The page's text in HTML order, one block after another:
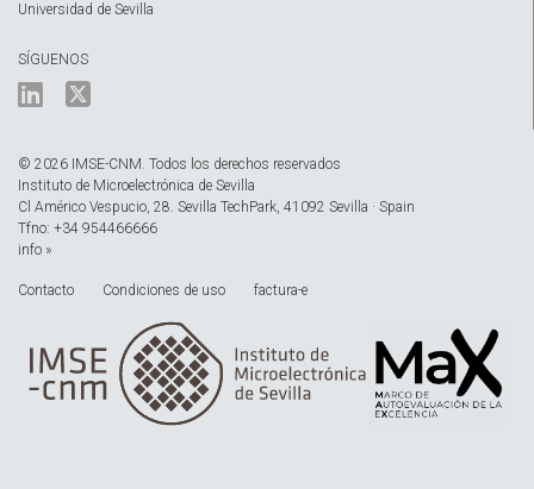
Universidad de Sevilla
SÍGUENOS
© 2026 IMSE-CNM. Todos los derechos reservados
Instituto de Microelectrónica de Sevilla
Cl Américo Vespucio, 28. Sevilla TechPark, 41092 Sevilla · Spain
Tfno: +34 954466666
info »
Contacto Condiciones de uso factura-e